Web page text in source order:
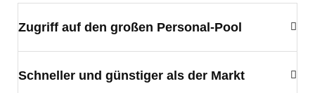
Zugriff auf den großen Personal-Pool
Schneller und günstiger als der Markt